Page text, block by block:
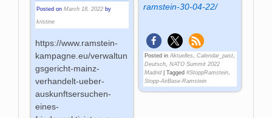
ramstein-30-04-22/
Posted in Aktuelles, Calendar_past,
Deutsch, NATO Summit 2022
Madrid| Tagged #StoppRamstein,
Stopp-AirBase-Ramstein
Posted onMarch 18, 2022 by
kristine
https://www.ramstein-
kampagne.eu/verwaltun
gsgericht-mainz-
verhandelt-ueber-
auskunftsersuchen-
eines-